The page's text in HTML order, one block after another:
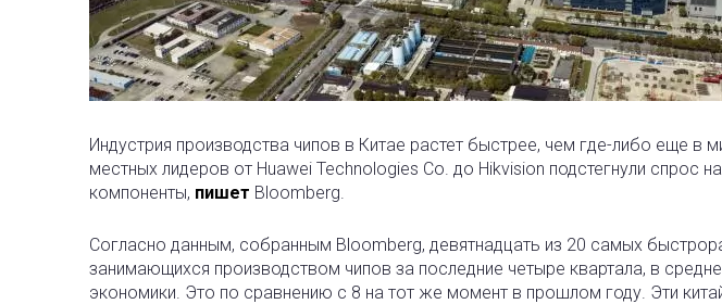
Индустрия производства чипов в Китае растет быстрее, чем где-либо еще в
местных лидеров от Huawei Technologies Co. до Hikvision подстегнули спрос
компоненты, пишет Bloomberg.
Согласно данным, собранным Bloomberg, девятнадцать из 20 самых
занимающихся производством чипов за последние четыре квартала, в
экономики. Это по сравнению с 8 на тот же момент в прошлом году. Эти